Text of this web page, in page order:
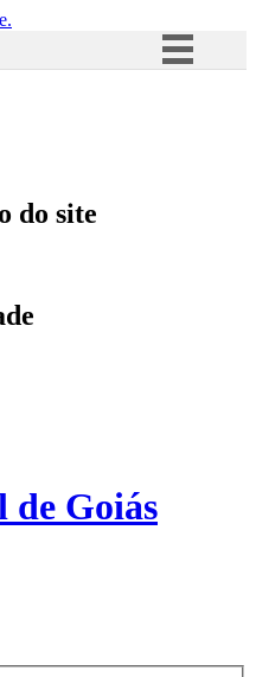
Acesso à informação
do site
Goiás